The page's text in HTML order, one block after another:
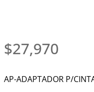
$27,970
AP-ADAPTADOR P/